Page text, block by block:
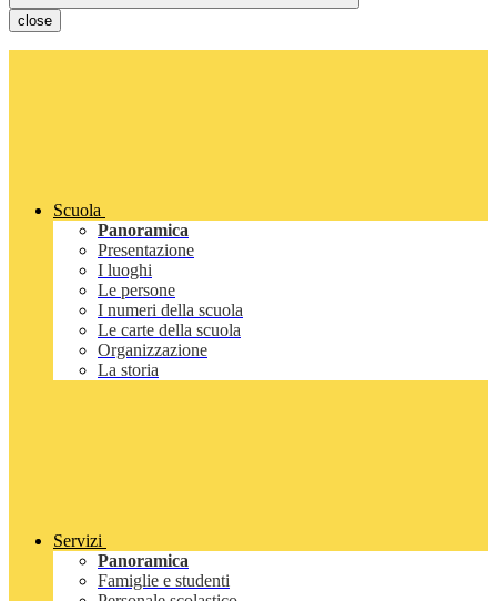
close
Scuola
Panoramica
Presentazione
I luoghi
Le persone
I numeri della scuola
Le carte della scuola
Organizzazione
La storia
Servizi
Panoramica
Famiglie e studenti